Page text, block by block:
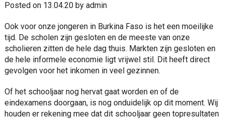
Posted on 13.04.20 by admin
Ook voor onze jongeren in Burkina Faso is het een moeilijke
tijd. De scholen zijn gesloten en de meeste van onze
scholieren zitten de hele dag thuis. Markten zijn gesloten en
de hele informele economie ligt vrijwel stil. Dit heeft direct
gevolgen voor het inkomen in veel gezinnen.
Of het schooljaar nog hervat gaat worden en of de
eindexamens doorgaan, is nog onduidelijk op dit moment. Wij
houden er rekening mee dat dit schooljaar geen topresultaten